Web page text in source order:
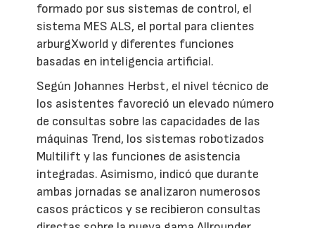
formado por sus sistemas de control, el
sistema MES ALS, el portal para clientes
arburgXworld y diferentes funciones
basadas en inteligencia artificial.
Según Johannes Herbst, el nivel técnico de
los asistentes favoreció un elevado número
de consultas sobre las capacidades de las
máquinas Trend, los sistemas robotizados
Multilift y las funciones de asistencia
integradas. Asimismo, indicó que durante
ambas jornadas se analizaron numerosos
casos prácticos y se recibieron consultas